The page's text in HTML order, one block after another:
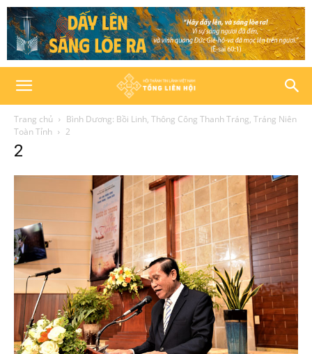
Trang chủ
Bình Dương: Bồi Linh, Thông Công Thanh Tráng, Tráng Niên
Toàn Tỉnh
2
2